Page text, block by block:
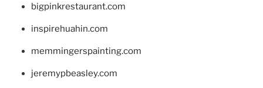
bigpinkrestaurant.com
inspirehuahin.com
memmingerspainting.com
jeremypbeasley.com